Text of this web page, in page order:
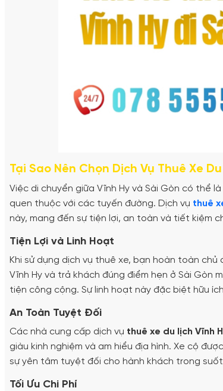
Tại Sao Nên Chọn Dịch Vụ Thuê Xe
Việc di chuyển giữa Vĩnh Hy và Sài Gòn có thể
quen thuộc với các tuyến đường. Dịch vụ thuê
này, mang đến sự tiện lợi, an toàn và tiết kiệm
Tiện Lợi và Linh Hoạt
Khi sử dụng dịch vụ thuê xe, bạn hoàn toàn
Vĩnh Hy và trả khách đúng điểm hẹn ở Sài Gòn
tiện công cộng. Sự linh hoạt này đặc biệt hữu
An Toàn Tuyệt Đối
Các nhà cung cấp dịch vụ thuê xe du lịch Vĩnh
giàu kinh nghiệm và am hiểu địa hình. Xe cộ
sự yên tâm tuyệt đối cho hành khách trong
Tối Ưu Chi Phí